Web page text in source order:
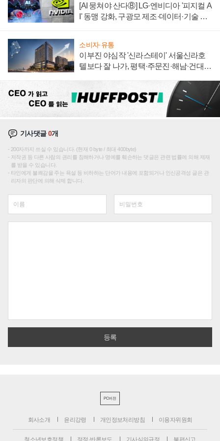
[AI 뭉쳐야 산다⑧] LG·엔비디아 '피지컬 A
I' 동맹 강화, 구광모 제조·데이터·기술 결
소비자·유통
이부진 야심작 '신라스테이' 서울신라호
텔보다 잘 나가, 평택·주문진·해남·건대로
기사댓글0개
200자까지 쓰실 수 있습니다. (현재 0 byte / 최대 400byte)
저작권 등 다른 사람의 권리를 침해하거나 명예를 훼손하는 댓글은 관련 법률에 의해 제재
를 받을 수 있습니다.
타인에게 불쾌감을 주는 욕설 등 비하하는 단어가 내용에 포함되거나 인신공격성 글은 관
리자의 판단에 의해 삭제 합니다.
PC버전
회사소개 윤리강령 개인정보처리방침 이용자위원회